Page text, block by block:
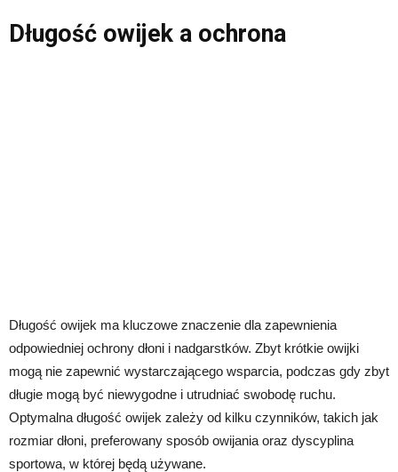
Długość owijek a ochrona
Długość owijek ma kluczowe znaczenie dla zapewnienia
odpowiedniej ochrony dłoni i nadgarstków. Zbyt krótkie owijki
mogą nie zapewnić wystarczającego wsparcia, podczas gdy zbyt
długie mogą być niewygodne i utrudniać swobodę ruchu.
Optymalna długość owijek zależy od kilku czynników, takich jak
rozmiar dłoni, preferowany sposób owijania oraz dyscyplina
sportowa, w której będą używane.